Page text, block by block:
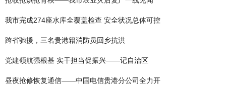
我市完成274座水库全覆盖检查 安全状况总体可控
跨省驰援，三名贵港籍消防员回乡抗洪
党建领航强根基 实干担当促振兴——记自治区
昼夜抢修恢复通信——中国电信贵港分公司全力开